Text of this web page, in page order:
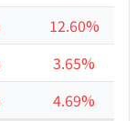
12.60%
3.65%
4.69%